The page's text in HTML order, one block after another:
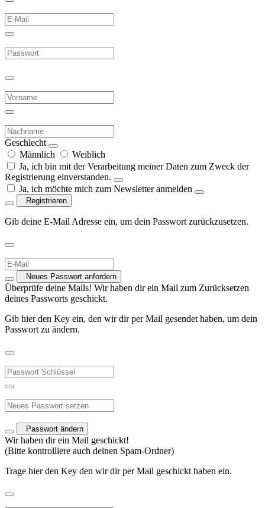
Geschlecht
Männlich
Weiblich
Ja, ich bin mit der Verarbeitung meiner Daten zum Zweck der
Registrierung einverstanden.
Ja, ich möchte mich zum Newsletter anmelden
Registrieren
Gib deine E-Mail Adresse ein, um dein Passwort zurückzusetzen.
Neues Passwort anfordern
Überprüfe deine Mails! Wir haben dir ein Mail zum Zurücksetzen
deines Passworts geschickt.
Gib hier den Key ein, den wir dir per Mail gesendet haben, um dein
Passwort zu ändern.
Passwort ändern
Wir haben dir ein Mail geschickt!
(Bitte kontrolliere auch deinen Spam-Ordner)
Trage hier den Key den wir dir per Mail geschickt haben ein.